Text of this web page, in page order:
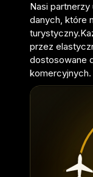
Nasi
danych, które
turystyczny.
przez
dostosowane
komercyjnych.